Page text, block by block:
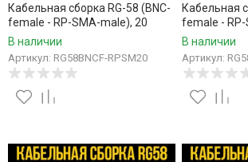
Кабельная сборка RG-58 (BNC-
female - RP-SMA-male), 20
метров
В наличии
Артикул: RG58BNCF-RPSM20
Кабельная
female -
метров
В наличии
Артикул: